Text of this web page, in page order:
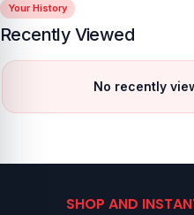
Your History
Recently Viewed
No recently
SHOP AND